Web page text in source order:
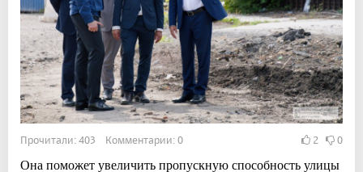
Прочитали: 403 Комментарии: 0 2 0
Она поможет увеличить пропускную способность улицы